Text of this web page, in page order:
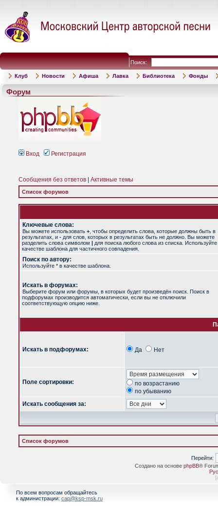
Поиск:
Клуб Новости Афиша Лавка Библиотека Фонды
Форум
Вход Регистрация
Сообщения без ответов Активные темы
Список форумов
Ключевые слова:
Вы можете использовать + , чтобы определить слова, которые должны быть в
результатах, и - для слов, которых в результатах быть не должно. Вы можете
разделить слова символом | для поиска любого слова из списка. Используйте
качестве шаблона для частичного совпадения.
Поиск по автору:
Используйте * в качестве шаблона.
Искать в форумах:
Выберите форум или форумы, в которых будет произведён поиск. Поиск в
подфорумах производится автоматически, если вы не отключили
соответствующую опцию ниже.
Искать в подфорумах: Да Нет
Поле сортировки:
по возрастанию
по убыванию
Искать сообщения за:
Список форумов
Перейти:
Создано на основе phpBB®
[
По всем вопросам обращайтесь
к администрации: cap@ksp-msk.ru